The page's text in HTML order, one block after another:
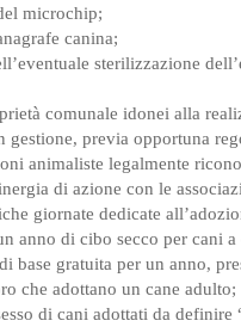
microchip;
canina;
sterilizzazione
comunale idonei alla
previa opportuna
animaliste legalmente
di azione con le
giornate dedicate
anno di cibo secco per cani
base gratuita per un anno,
che adottano un cane adulto;
di cani adottati da